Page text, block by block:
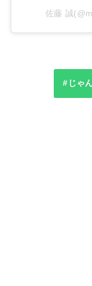
佐藤 誠
#じゃ